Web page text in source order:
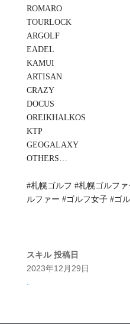
ROMARO
TOURLOCK
ARGOLF
EADEL
KAMUI
ARTISAN
CRAZY
DOCUS
OREIKHALKOS
KTP
GEOGALAXY
OTHERS…
#札幌ゴルフ #札幌ゴルフ
ルファー #ゴルフ女子 #ゴ
スキル 投稿日
2023年12月29日